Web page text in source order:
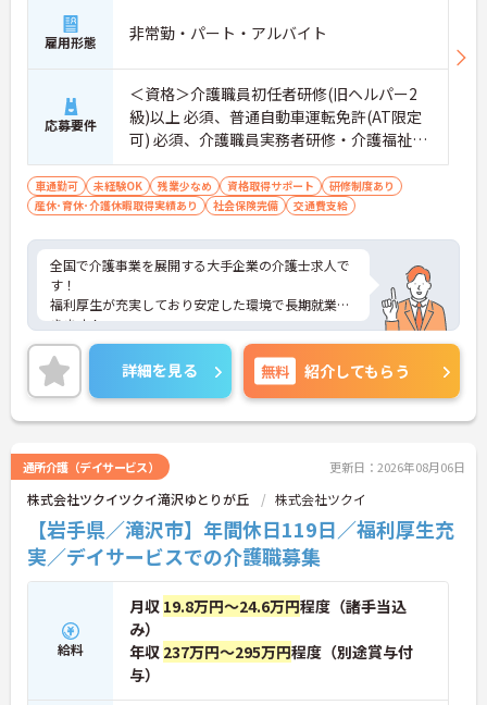
雇用形態 非常勤・パート・アルバイト
応募要件
＜資格＞介護職員初任者研修(旧ヘルパー2
級)以上 必須、普通自動車運転免許(AT限定
可) 必須、介護職員実務者研修・介護福祉
士 歓迎 ＜経験＞不問 介護職員としての経
験 歓迎
車通勤可 未経験OK 残業少なめ 資格取得サポート
研修制度あり
産休･育休･介護休暇取得実績あり
社会保険完備 交通費支給
全国で介護事業を展開する大手企業の介護士求人で
す！
福利厚生が充実しており安定した環境で長期就業で
きます！
人材育成のための様々な制度も充実しているのでス
テップアップ・キャリアアップを目指したい方にオ
ススメ！
ご興味ある方には、面接のポイントなど、さらに詳
細をお話致しますのでお気軽にご相談ください。
詳細を見る 無料 紹介してもらう
通所介護（デイサービス） 更新日：2026年08月06日
株式会社ツクイツクイ滝沢ゆとりが丘 株式会社ツクイ
【岩手県／滝沢市】年間休日119日／福利厚生充
実／デイサービスでの介護職募集
給料
月収 19.8万円～24.6万円程度（諸手当込
み）
年収 237万円～295万円程度（別途賞与付
与）